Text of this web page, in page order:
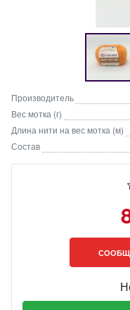
Производитель
Вес мотка (г)
Длина нити на вес мотка (м)
Состав